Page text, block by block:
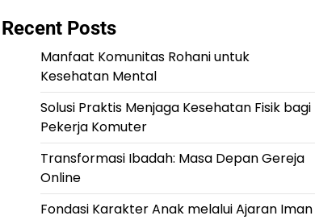
Recent Posts
Manfaat Komunitas Rohani untuk
Kesehatan Mental
Solusi Praktis Menjaga Kesehatan Fisik bagi
Pekerja Komuter
Transformasi Ibadah: Masa Depan Gereja
Online
Fondasi Karakter Anak melalui Ajaran Iman